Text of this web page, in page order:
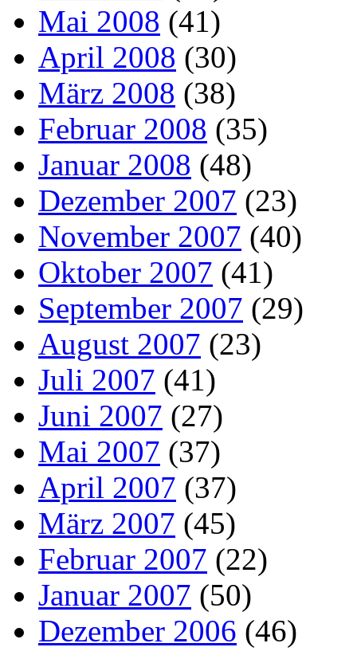
Mai 2008 (41)
April 2008 (30)
März 2008 (38)
Februar 2008 (35)
Januar 2008 (48)
Dezember 2007 (23)
November 2007 (40)
Oktober 2007 (41)
September 2007 (29)
August 2007 (23)
Juli 2007 (41)
Juni 2007 (27)
Mai 2007 (37)
April 2007 (37)
März 2007 (45)
Februar 2007 (22)
Januar 2007 (50)
Dezember 2006 (46)